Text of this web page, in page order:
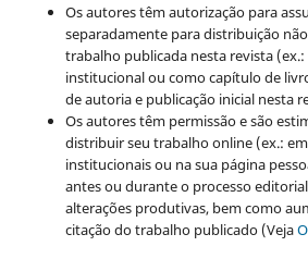
Os autores têm autorização para
separadamente para distribuição
trabalho publicada nesta revista
institucional ou como capítulo de
de autoria e publicação inicial nesta
Os autores têm permissão e são
distribuir seu trabalho online (ex.:
institucionais ou na sua página
antes ou durante o processo
alterações produtivas, bem como
citação do trabalho publicado (Veja